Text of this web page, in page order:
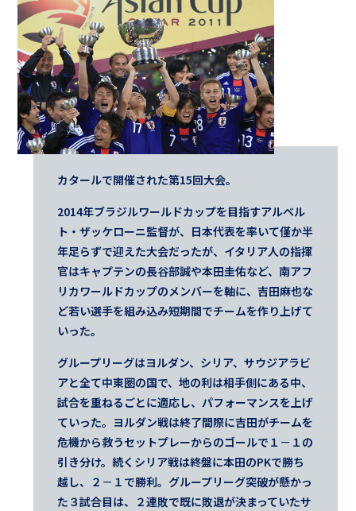
カタールで開催された第15回大会。
2014年ブラジルワールドカップを目指すアルベル
ト・ザッケローニ監督が、日本代表を率いて僅か半
年足らずで迎えた大会だったが、イタリア人の指揮
官はキャプテンの長谷部誠や本田圭佑など、南アフ
リカワールドカップのメンバーを軸に、吉田麻也な
ど若い選手を組み込み短期間でチームを作り上げて
いった。
グループリーグはヨルダン、シリア、サウジアラビ
アと全て中東圏の国で、地の利は相手側にある中、
試合を重ねるごとに適応し、パフォーマンスを上げ
ていった。ヨルダン戦は終了間際に吉田がチームを
危機から救うセットプレーからのゴールで１－１の
引き分け。続くシリア戦は終盤に本田のPKで勝ち
越し、２－１で勝利。グループリーグ突破が懸かっ
た３試合目は、２連敗で既に敗退が決まっていたサ